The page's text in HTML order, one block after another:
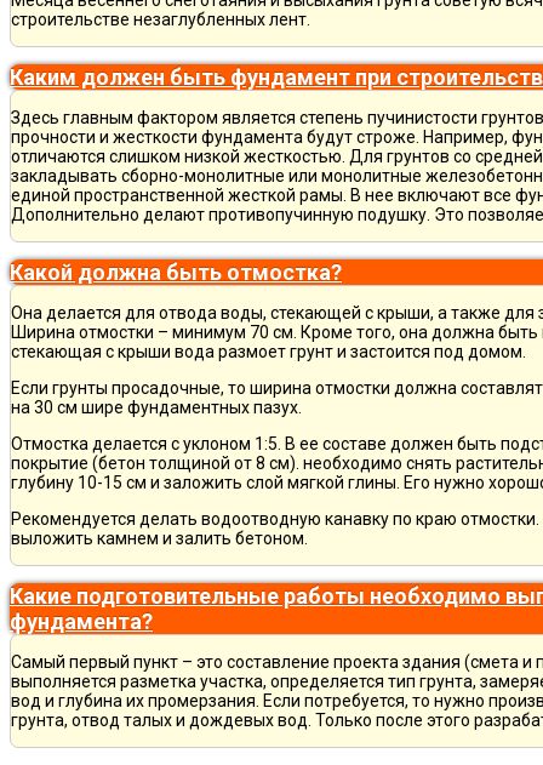
строительстве незаглубленных лент.
Каким должен быть фундамент при
Здесь главным фактором является степень пучинистости
прочности и жесткости фундамента будут строже. Например,
отличаются слишком низкой жесткостью. Для грунтов со
закладывать сборно-монолитные или монолитные
единой пространственной жесткой рамы. В нее включают все
Дополнительно делают противопучинную подушку. Это
Какой должна быть отмостка?
Она делается для отвода воды, стекающей с крыши, а также для
Ширина отмостки – минимум 70 см. Кроме того, она должна быть
стекающая с крыши вода размоет грунт и застоится под домом.
Если грунты просадочные, то ширина отмостки должна
на 30 см шире фундаментных пазух.
Отмостка делается с уклоном 1:5. В ее составе должен быть
покрытие (бетон толщиной от 8 см). необходимо снять
глубину 10-15 см и заложить слой мягкой глины. Его нужно
Рекомендуется делать водоотводную канавку по краю
выложить камнем и залить бетоном.
Какие подготовительные работы необходимо
фундамента?
Самый первый пункт – это составление проекта здания (смета
выполняется разметка участка, определяется тип грунта,
вод и глубина их промерзания. Если потребуется, то нужно
грунта, отвод талых и дождевых вод. Только после этого